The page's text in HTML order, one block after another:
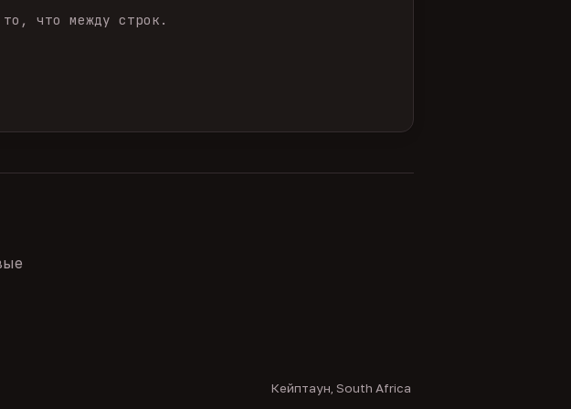
что между строк.
Кейптаун, South Africa